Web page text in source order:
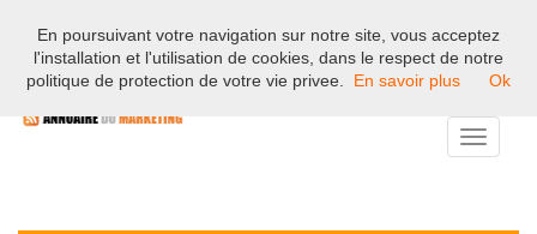
Bienvenue sur l'annuaire professionnel du marketing et de la
communication en France.
Toggle
En poursuivant votre navigation sur notre site, vous acceptez
l'installation et l'utilisation de cookies, dans le respect de notre
politique de protection de votre vie privee.
En savoir plus Ok